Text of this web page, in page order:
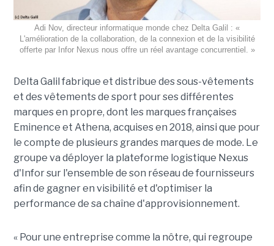
Adi Nov, directeur informatique monde chez Delta Galil : «
L'amélioration de la collaboration, de la connexion et de la visibilité
offerte par Infor Nexus nous offre un réel avantage concurrentiel. »
Delta Galil fabrique et distribue des sous-vêtements
et des vêtements de sport pour ses différentes
marques en propre, dont les marques françaises
Eminence et Athena, acquises en 2018, ainsi que pour
le compte de plusieurs grandes marques de mode. Le
groupe va déployer la plateforme logistique Nexus
d'Infor sur l'ensemble de son réseau de fournisseurs
afin de gagner en visibilité et d'optimiser la
performance de sa chaîne d'approvisionnement.
« Pour une entreprise comme la nôtre, qui regroupe